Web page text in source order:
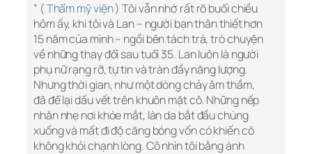
” (Thẩm mỹ viện) Tôi vẫn nhớ rất rõ buổi chiều
hôm ấy, khi tôi và Lan – người bạn thân thiết hơn
15 năm của mình – ngồi bên tách trà, trò chuyện
về những thay đổi sau tuổi 35. Lan luôn là người
phụ nữ rạng rỡ, tự tin và tràn đầy năng lượng.
Nhưng thời gian, như một dòng chảy âm thầm,
đã để lại dấu vết trên khuôn mặt cô. Những nếp
nhăn nhẹ nơi khóe mắt, làn da bắt đầu chùng
xuống và mất đi độ căng bóng vốn có khiến cô
không khỏi chạnh lòng. Cô nhìn tôi bằng ánh